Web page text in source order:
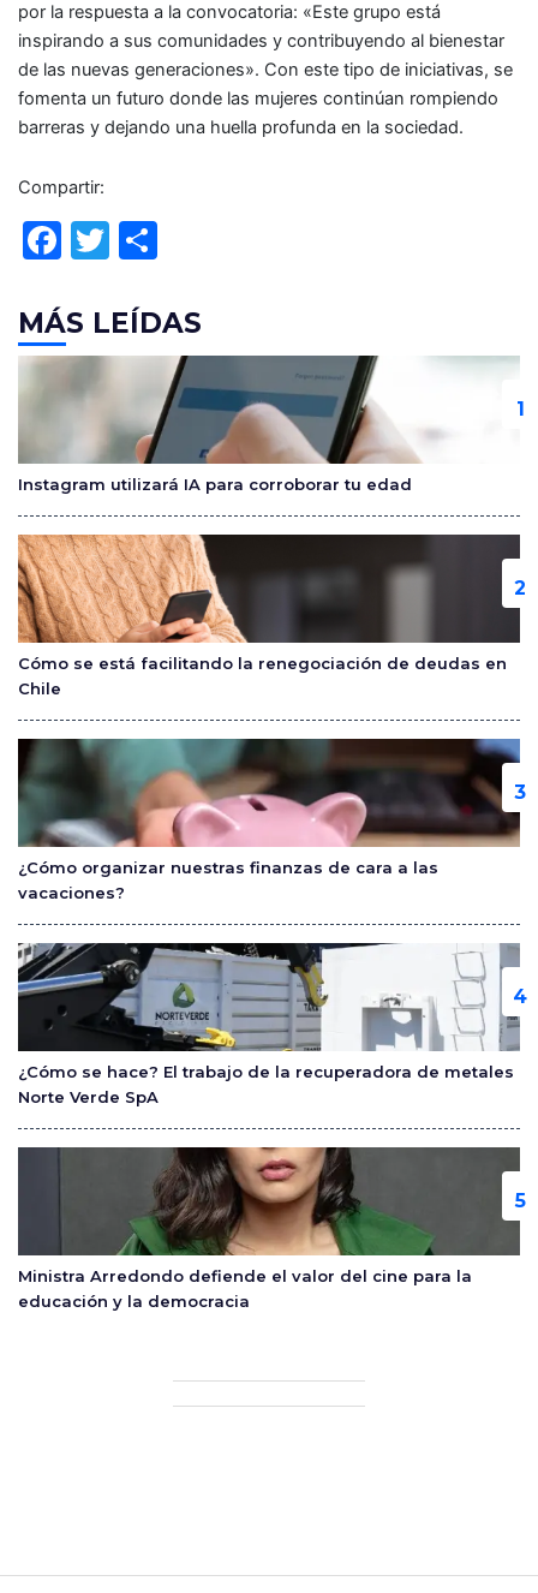
por la respuesta a la convocatoria: «Este grupo está
inspirando a sus comunidades y contribuyendo al bienestar
de las nuevas generaciones». Con este tipo de iniciativas, se
fomenta un futuro donde las mujeres continúan rompiendo
barreras y dejando una huella profunda en la sociedad.
Compartir:
F
c
e
b
o
o
k
T
itt
er
m
p
ar
tir
MÁS LEÍDAS
Instagram utilizará IA para corroborar tu edad
Cómo se está facilitando la renegociación de deudas en
Chile
¿Cómo organizar nuestras finanzas de cara a las
vacaciones?
¿Cómo se hace? El trabajo de la recuperadora de metales
Norte Verde SpA
Ministra Arredondo defiende el valor del cine para la
educación y la democracia